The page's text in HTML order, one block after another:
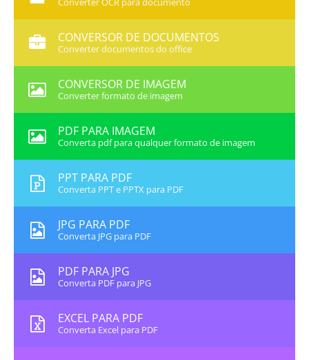
CONVERSOR DE DOCUMENTOS
Converter documentos do office
CONVERSOR DE IMAGEM
Converter formato de imagem
PDF PARA IMAGEM
Converta pdf para qualquer formato de imagem
PPT PARA PDF
Converta PPT e PPTX para PDF
JPG PARA PDF
Converta JPG para PDF
PDF PARA JPG
Converta PDF para JPG
EXCEL PARA PDF
Converta Excel para PDF